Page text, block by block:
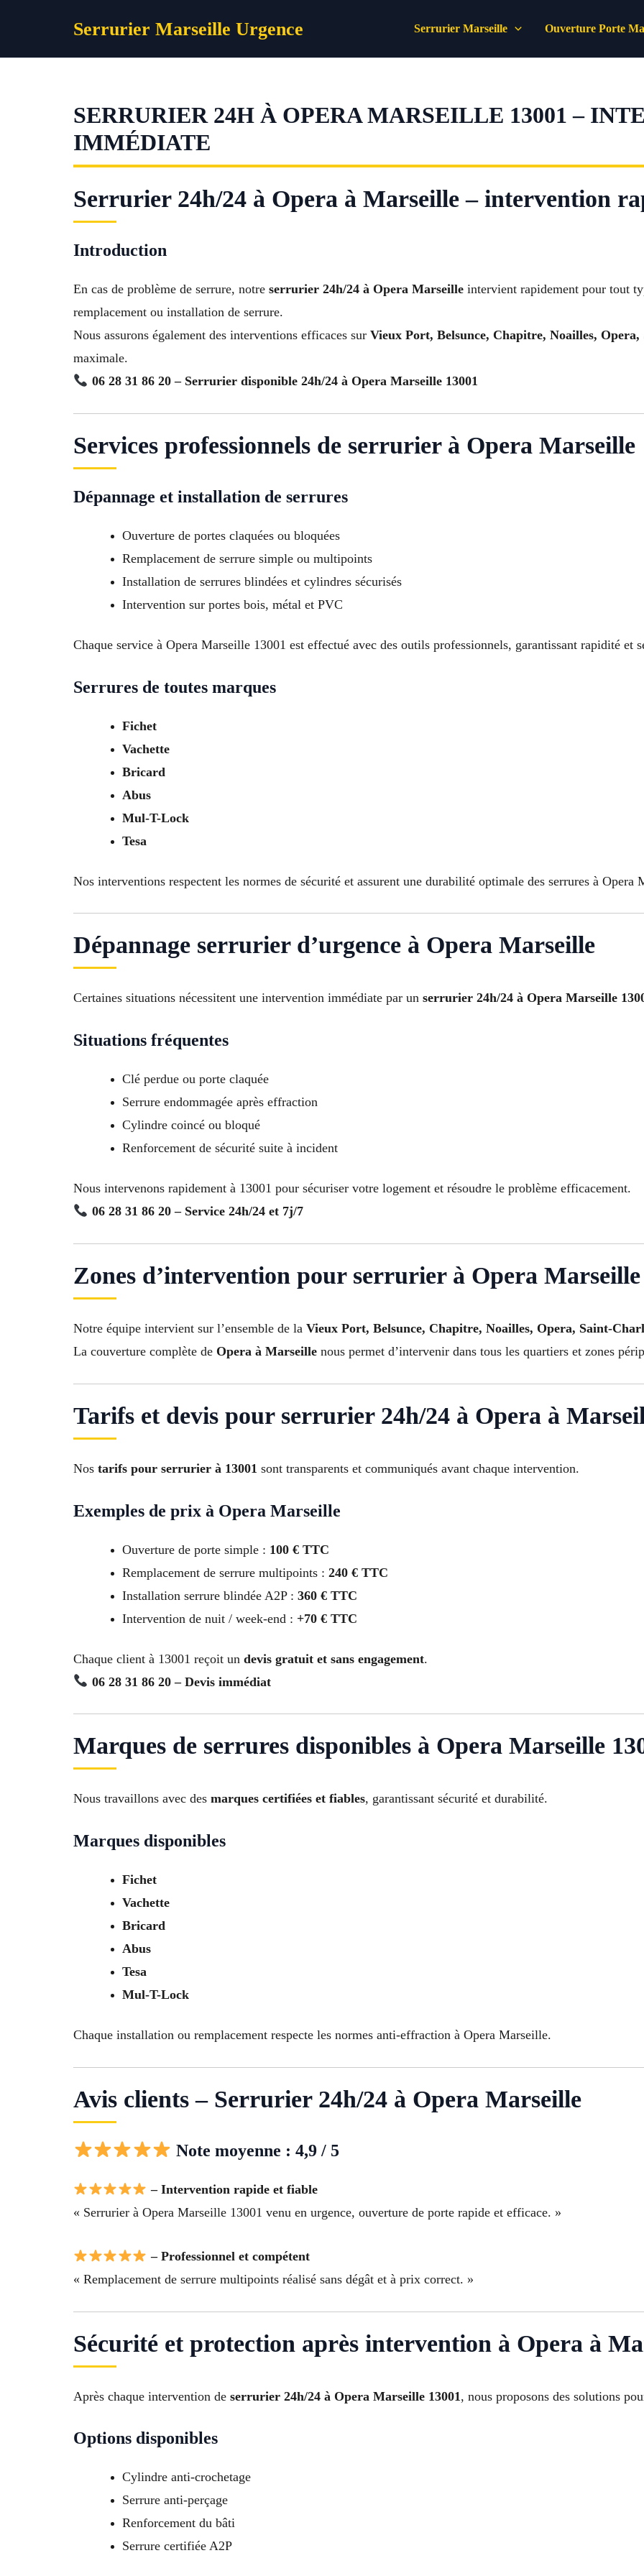
Serrurier Marseille Urgence Serrurier Marseille Ouverture Porte
SERRURIER 24H À OPERA MARSEILLE 13001 –
IMMÉDIATE
Serrurier 24h/24 à Opera à Marseille – intervention
Introduction
En cas de problème de serrure, notre serrurier 24h/24 à Opera Marseille intervient rapidement pour tout
remplacement ou installation de serrure.
Nous assurons également des interventions efficaces sur Vieux Port, Belsunce, Chapitre, Noailles,
maximale.
06 28 31 86 20 – Serrurier disponible 24h/24 à Opera Marseille 13001
Services professionnels de serrurier à Opera Marseille
Dépannage et installation de serrures
Ouverture de portes claquées ou bloquées
Remplacement de serrure simple ou multipoints
Installation de serrures blindées et cylindres sécurisés
Intervention sur portes bois, métal et PVC
Chaque service à Opera Marseille 13001 est effectué avec des outils professionnels, garantissant rapidité et
Serrures de toutes marques
Fichet
Vachette
Bricard
Abus
Mul-T-Lock
Tesa
Nos interventions respectent les normes de sécurité et assurent une durabilité optimale des serrures à Opera
Dépannage serrurier d’urgence à Opera Marseille
Certaines situations nécessitent une intervention immédiate par un serrurier 24h/24 à Opera Marseille
Situations fréquentes
Clé perdue ou porte claquée
Serrure endommagée après effraction
Cylindre coincé ou bloqué
Renforcement de sécurité suite à incident
Nous intervenons rapidement à 13001 pour sécuriser votre logement et résoudre le problème efficacement.
06 28 31 86 20 – Service 24h/24 et 7j/7
Zones d’intervention pour serrurier à Opera Marseille
Notre équipe intervient sur l’ensemble de la Vieux Port, Belsunce, Chapitre, Noailles, Opera, Saint-
La couverture complète de Opera à Marseille nous permet d’intervenir dans tous les quartiers et zones
Tarifs et devis pour serrurier 24h/24 à Opera à
Nos tarifs pour serrurier à 13001 sont transparents et communiqués avant chaque intervention.
Exemples de prix à Opera Marseille
Ouverture de porte simple : 100 € TTC
Remplacement de serrure multipoints : 240 € TTC
Installation serrure blindée A2P : 360 € TTC
Intervention de nuit / week-end : +70 € TTC
Chaque client à 13001 reçoit un devis gratuit et sans engagement.
06 28 31 86 20 – Devis immédiat
Marques de serrures disponibles à Opera Marseille
Nous travaillons avec des marques certifiées et fiables, garantissant sécurité et durabilité.
Marques disponibles
Fichet
Vachette
Bricard
Abus
Tesa
Mul-T-Lock
Chaque installation ou remplacement respecte les normes anti-effraction à Opera Marseille.
Avis clients – Serrurier 24h/24 à Opera Marseille
Note moyenne : 4,9 / 5
– Intervention rapide et fiable
« Serrurier à Opera Marseille 13001 venu en urgence, ouverture de porte rapide et efficace. »
– Professionnel et compétent
« Remplacement de serrure multipoints réalisé sans dégât et à prix correct. »
Sécurité et protection après intervention à Opera à
Après chaque intervention de serrurier 24h/24 à Opera Marseille 13001 , nous proposons des solutions
Options disponibles
Cylindre anti-crochetage
Serrure anti-perçage
Renforcement du bâti
Serrure certifiée A2P